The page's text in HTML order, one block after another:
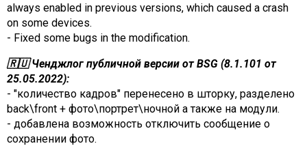
always enabled in previous versions, which caused a crash
on some devices.
- Fixed some bugs in the modification.
🇷🇺 Ченджлог публичной версии от BSG (8.1.101 от
25.05.2022):
- "количество кадров" перенесено в шторку, разделено
back\front + фото\портрет\ночной а также на модули.
- добавлена возможность отключить сообщение о
сохранении фото.